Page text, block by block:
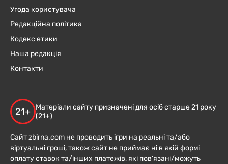
Угода користувача
Редакційна політика
Кодекс етики
Наша редакція
Контакти
21+
Матеріали сайту призначені для осіб старше 21 року
(21+)
Сайт zbirna.com не проводить ігри на реальні та/або
віртуальні гроші, також сайт не приймає ні в якій формі
оплату ставок та/інших платежів, які пов’язані/можуть